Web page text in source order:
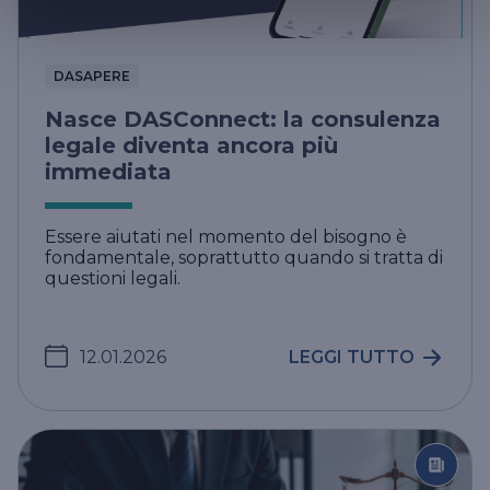
DASAPERE
Nasce DASConnect: la consulenza
legale diventa ancora più
immediata
Essere aiutati nel momento del bisogno è
fondamentale, soprattutto quando si tratta di
questioni legali.
12.01.2026 LEGGI TUTTO